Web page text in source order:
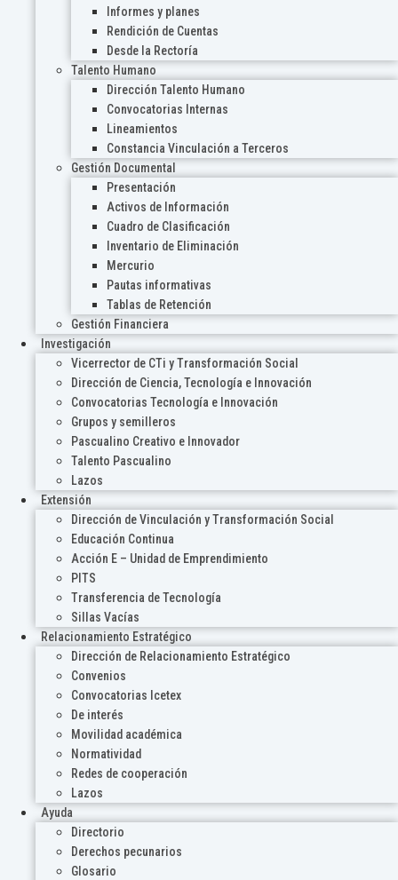
Informes y planes
Rendición de Cuentas
Desde la Rectoría
Talento Humano
Dirección Talento Humano
Convocatorias Internas
Lineamientos
Constancia Vinculación a Terceros
Gestión Documental
Presentación
Activos de Información
Cuadro de Clasificación
Inventario de Eliminación
Mercurio
Pautas informativas
Tablas de Retención
Gestión Financiera
Investigación
Vicerrector de CTi y Transformación Social
Dirección de Ciencia, Tecnología e Innovación
Convocatorias Tecnología e Innovación
Grupos y semilleros
Pascualino Creativo e Innovador
Talento Pascualino
Lazos
Extensión
Dirección de Vinculación y Transformación Social
Educación Continua
Acción E – Unidad de Emprendimiento
PITS
Transferencia de Tecnología
Sillas Vacías
Relacionamiento Estratégico
Dirección de Relacionamiento Estratégico
Convenios
Convocatorias Icetex
De interés
Movilidad académica
Normatividad
Redes de cooperación
Lazos
Ayuda
Directorio
Derechos pecunarios
Glosario